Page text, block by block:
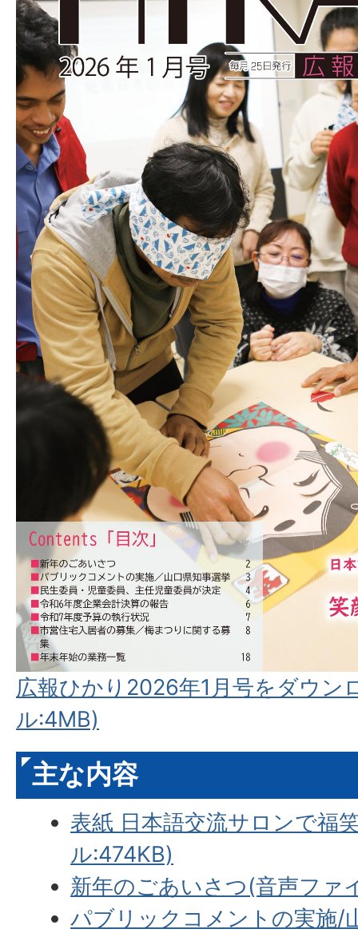
広報ひかり2026年1月号をダウン
ル:4MB)
主な内容
表紙 日本語交流サロンで福
ル:474KB)
新年のごあいさつ(音声ファ
パブリックコメントの実施/